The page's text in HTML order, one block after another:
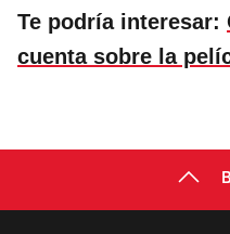
Te podría interesar:
cuenta sobre la